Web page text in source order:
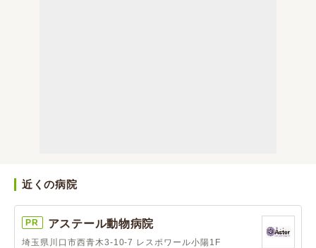
近くの病院
PR アステール動物病院
埼玉県川口市西青木3-10-7 レスポワール小陽1F